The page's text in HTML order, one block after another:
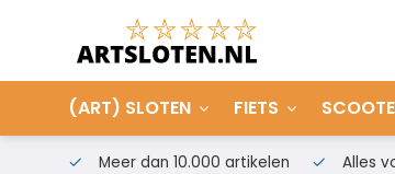
(ART) SLOTEN FIETS
Meer dan 10.000 artikelen Alles